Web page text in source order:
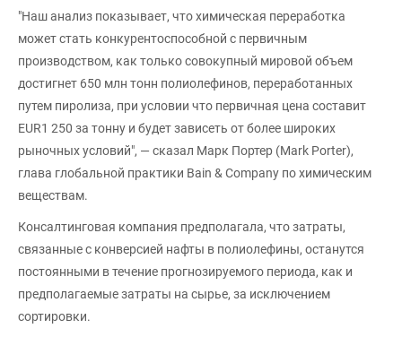
"Наш анализ показывает, что химическая переработка
может стать конкурентоспособной с первичным
производством, как только совокупный мировой объем
достигнет 650 млн тонн полиолефинов, переработанных
путем пиролиза, при условии что первичная цена составит
EUR1 250 за тонну и будет зависеть от более широких
рыночных условий", — сказал Марк Портер (Mark Porter),
глава глобальной практики Bain & Company по химическим
веществам.
Консалтинговая компания предполагала, что затраты,
связанные с конверсией нафты в полиолефины, останутся
постоянными в течение прогнозируемого периода, как и
предполагаемые затраты на сырье, за исключением
сортировки.